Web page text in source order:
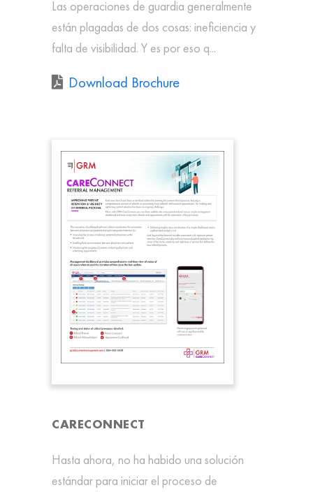
Las operaciones de guardia generalmente
están plagadas de dos cosas: ineficiencia y
falta de visibilidad. Y es por eso q...
Download Brochure
CARECONNECT
Hasta ahora, no ha habido una solución
estándar para iniciar el proceso de